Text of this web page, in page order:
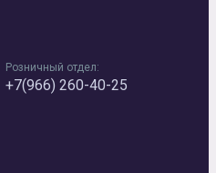
Розничный отдел:
+7(966) 260-40-25